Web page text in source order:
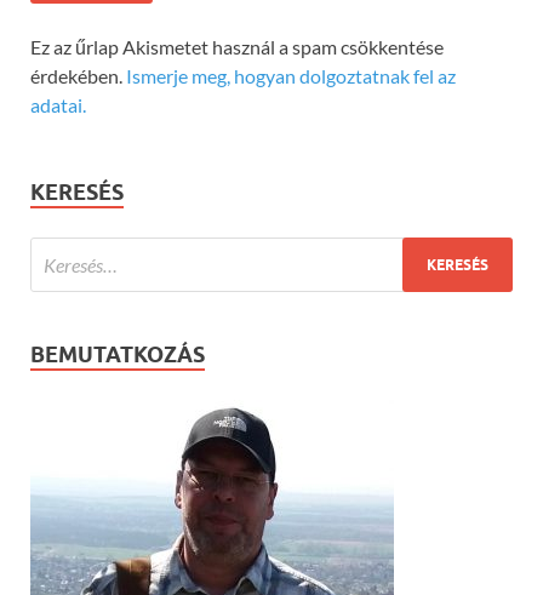
Ez az űrlap Akismetet használ a spam csökkentése
érdekében. Ismerje meg, hogyan dolgoztatnak fel az
adatai.
KERESÉS
BEMUTATKOZÁS